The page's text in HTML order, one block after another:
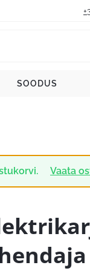
SOODUS
Vaata